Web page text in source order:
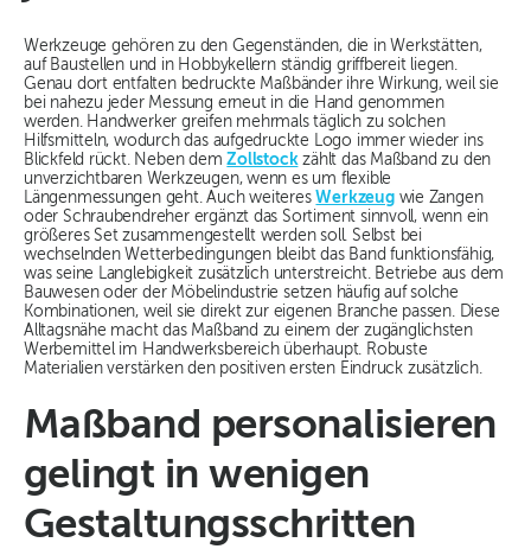
Werkzeuge gehören zu den Gegenständen, die in Werkstätten,
auf Baustellen und in Hobbykellern ständig griffbereit liegen.
Genau dort entfalten bedruckte Maßbänder ihre Wirkung, weil sie
bei nahezu jeder Messung erneut in die Hand genommen
werden. Handwerker greifen mehrmals täglich zu solchen
Hilfsmitteln, wodurch das aufgedruckte Logo immer wieder ins
Blickfeld rückt. Neben demZollstockzählt das Maßband zu den
unverzichtbaren Werkzeugen, wenn es um flexible
Längenmessungen geht. Auch weiteres Werkzeugwie Zangen
oder Schraubendreher ergänzt das Sortiment sinnvoll, wenn ein
größeres Set zusammengestellt werden soll. Selbst bei
wechselnden Wetterbedingungen bleibt das Band funktionsfähig,
was seine Langlebigkeit zusätzlich unterstreicht. Betriebe aus dem
Bauwesen oder der Möbelindustrie setzen häufig auf solche
Kombinationen, weil sie direkt zur eigenen Branche passen. Diese
Alltagsnähe macht das Maßband zu einem der zugänglichsten
Werbemittel im Handwerksbereich überhaupt. Robuste
Materialien verstärken den positiven ersten Eindruck zusätzlich.
Maßband personalisieren
gelingt in wenigen
Gestaltungsschritten